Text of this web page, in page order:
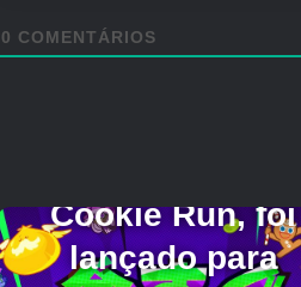
0 COMENTÁRIOS